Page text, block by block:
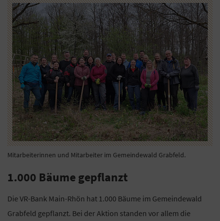
Mitarbeiterinnen und Mitarbeiter im Gemeindewald Grabfeld.
1.000 Bäume gepflanzt
Die VR-Bank Main-Rhön hat 1.000 Bäume im Gemeindewald
Grabfeld gepflanzt. Bei der Aktion standen vor allem die